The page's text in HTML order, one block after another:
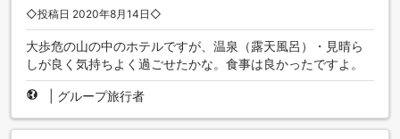
◇投稿日 2020年8月14日◇
大歩危の山の中のホテルですが、温泉（露天風呂）・見晴ら
しが良く気持ちよく過ごせたかな。食事は良かったですよ。
グループ旅行者